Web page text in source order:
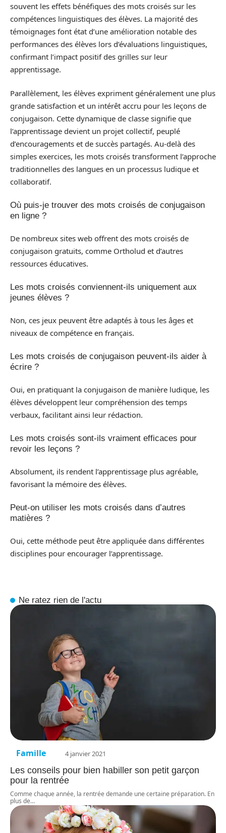
souvent les effets bénéfiques des mots croisés sur les
compétences linguistiques des élèves. La majorité des
témoignages font état d’une amélioration notable des
performances des élèves lors d’évaluations linguistiques,
confirmant l’impact positif des grilles sur leur
apprentissage.
Parallèlement, les élèves expriment généralement une plus
grande satisfaction et un intérêt accru pour les leçons de
conjugaison. Cette dynamique de classe signifie que
l’apprentissage devient un projet collectif, peuplé
d’encouragements et de succès partagés. Au-delà des
simples exercices, les mots croisés transforment l’approche
traditionnelles des langues en un processus ludique et
collaboratif.
Où puis-je trouver des mots croisés de conjugaison
en ligne ?
De nombreux sites web offrent des mots croisés de
conjugaison gratuits, comme Ortholud et d’autres
ressources éducatives.
Les mots croisés conviennent-ils uniquement aux
jeunes élèves ?
Non, ces jeux peuvent être adaptés à tous les âges et
niveaux de compétence en français.
Les mots croisés de conjugaison peuvent-ils aider à
écrire ?
Oui, en pratiquant la conjugaison de manière ludique, les
élèves développent leur compréhension des temps
verbaux, facilitant ainsi leur rédaction.
Les mots croisés sont-ils vraiment efficaces pour
revoir les leçons ?
Absolument, ils rendent l’apprentissage plus agréable,
favorisant la mémoire des élèves.
Peut-on utiliser les mots croisés dans d’autres
matières ?
Oui, cette méthode peut être appliquée dans différentes
disciplines pour encourager l’apprentissage.
Ne ratez rien de l'actu
Famille 4 janvier 2021
Les conseils pour bien habiller son petit garçon
pour la rentrée
Comme chaque année, la rentrée demande une certaine préparation. En
plus de…